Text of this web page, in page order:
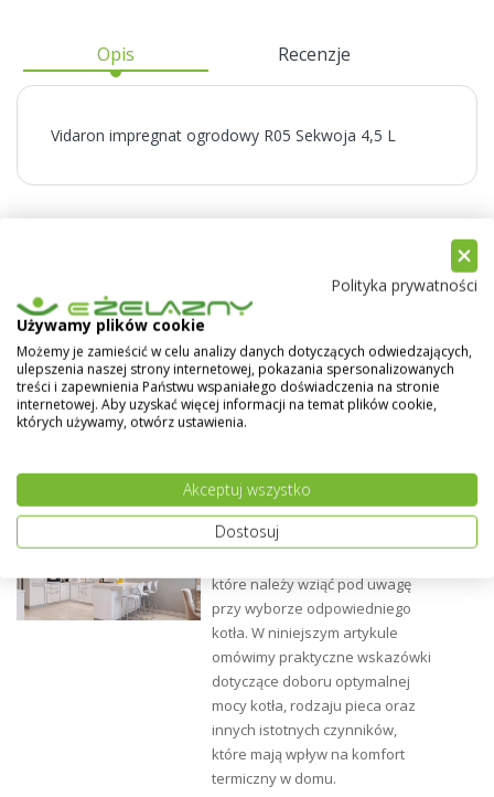
Opis Recenzje
Vidaron impregnat ogrodowy R05 Sekwoja 4,5 L
JAKI PIEC GAZOWY DO DOMU 200 M2
Jaki piec gazowy do domu 200
które należy wziąć pod uwagę
przy wyborze odpowiedniego
kotła. W niniejszym artykule
omówimy praktyczne wskazówki
dotyczące doboru optymalnej
mocy kotła, rodzaju pieca oraz
innych istotnych czynników,
które mają wpływ na komfort
termiczny w domu.
Polityka prywatności
Używamy plików cookie
Możemy je zamieścić w celu analizy danych dotyczących odwiedzających,
ulepszenia naszej strony internetowej, pokazania spersonalizowanych
treści i zapewnienia Państwu wspaniałego doświadczenia na stronie
internetowej. Aby uzyskać więcej informacji na temat plików cookie,
których używamy, otwórz ustawienia.
Akceptuj wszystko
Dostosuj